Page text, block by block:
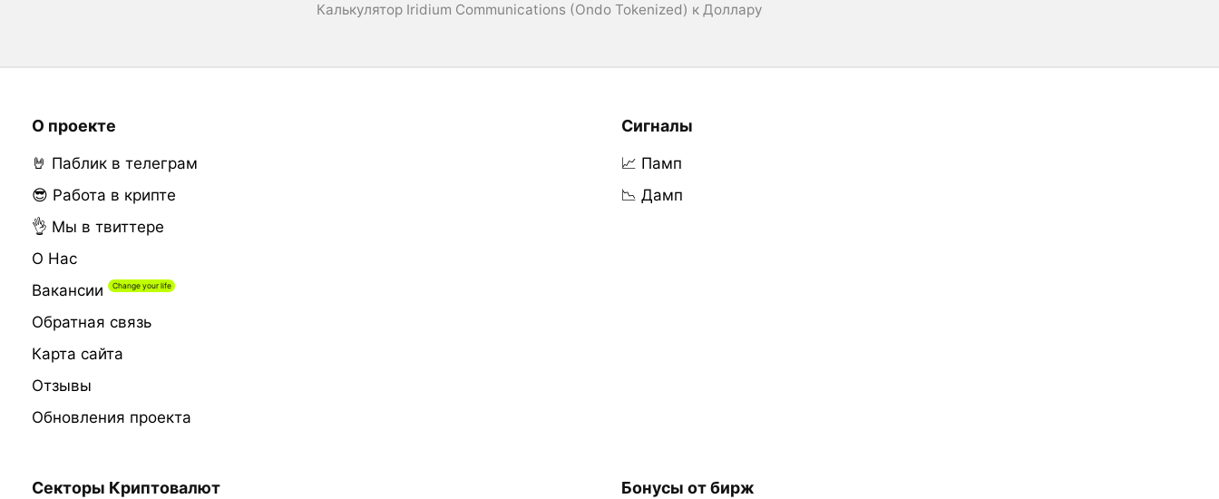
Калькулятор Iridium Communications (Ondo Tokenized) к Доллару
О проекте
🤘 Паблик в телеграм
😎 Работа в крипте
👌 Мы в твиттере
О Нас
Вакансии
Обратная связь
Карта сайта
Отзывы
Обновления проекта
Сигналы
📈 Памп
📉 Дамп
Секторы Криптовалют Бонусы от бирж